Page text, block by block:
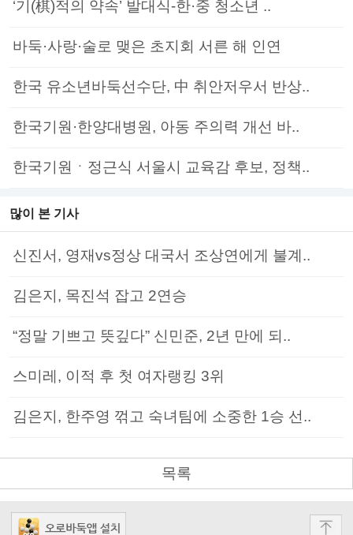
‘기(棋)적의 약속’ 발대식-한·중 청소년 ..
바둑·사랑·술로 맺은 초지회 서른 해 인연
한국 유소년바둑선수단, 中 취안저우서 반상..
한국기원·한양대병원, 아동 주의력 개선 바..
한국기원ㆍ정근식 서울시 교육감 후보, 정책..
많이 본 기사
신진서, 영재vs정상 대국서 조상연에게 불계..
김은지, 목진석 잡고 2연승
“정말 기쁘고 뜻깊다” 신민준, 2년 만에 되..
스미레, 이적 후 첫 여자랭킹 3위
김은지, 한주영 꺾고 숙녀팀에 소중한 1승 선..
목록